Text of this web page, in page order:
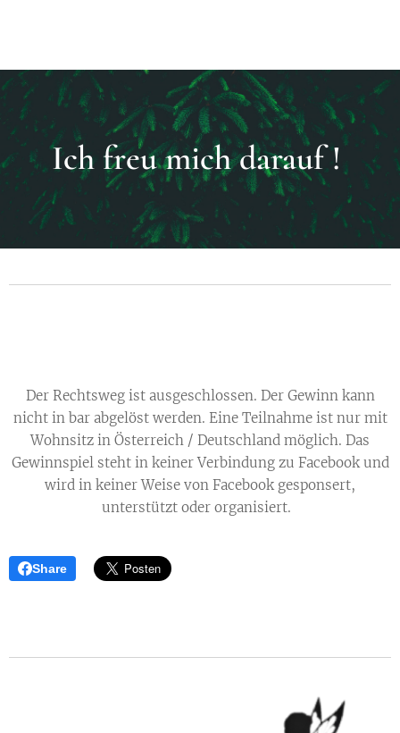
Ich freu mich darauf !
Der Rechtsweg ist ausgeschlossen. Der Gewinn kann
nicht in bar abgelöst werden. Eine Teilnahme ist nur mit
Wohnsitz in Österreich / Deutschland möglich. Das
Gewinnspiel steht in keiner Verbindung zu Facebook und
wird in keiner Weise von Facebook gesponsert,
unterstützt oder organisiert.
Share